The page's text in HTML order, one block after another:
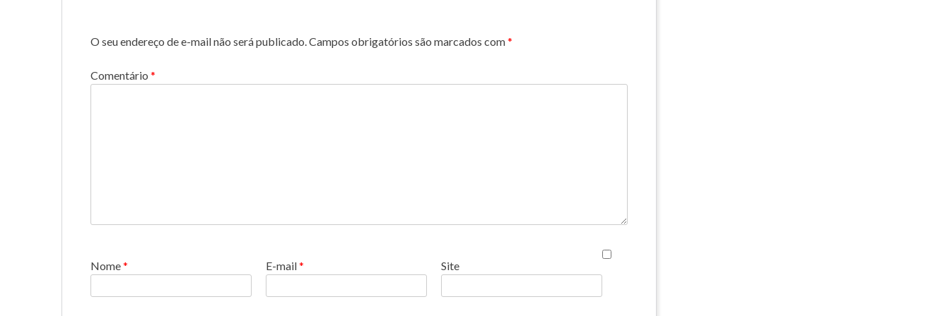
O seu endereço de e-mail não será publicado. Campos obrigatórios são marcados com*
Comentário *
Nome* E-mail* Site